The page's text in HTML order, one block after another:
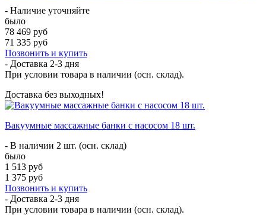
- Наличие уточняйте
было
78 469 руб
71 335 руб
Позвонить и купить
- Доставка 2-3 дня
При условии товара в наличии (осн. склад).
Доставка без выходных!
Вакуумные массажные банки с насосом 18 шт.
- В наличии 2 шт. (осн. склад)
было
1 513 руб
1 375 руб
Позвонить и купить
- Доставка 2-3 дня
При условии товара в наличии (осн. склад).